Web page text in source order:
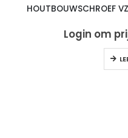
Login om